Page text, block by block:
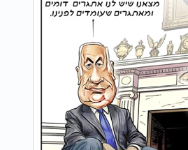
состоит в
пропаганда незаконного
12.07.26
дискуссий
Французские
Тридцать
левому «Синдикату…